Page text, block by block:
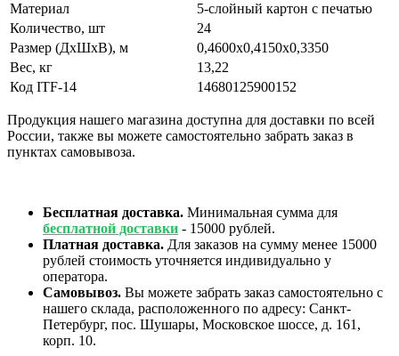
Материал
5-слойный картон с печатью
Количество, шт
24
Размер (ДхШхВ), м
0,4600x0,4150x0,3350
Вес, кг
13,22
Код ITF-14
14680125900152
Продукция нашего магазина доступна для доставки по всей
России, также вы можете самостоятельно забрать заказ в
пунктах самовывоза.
Бесплатная доставка. Минимальная сумма для
бесплатной доставки - 15000 рублей.
Платная доставка. Для заказов на сумму менее 15000
рублей стоимость уточняется индивидуально у
оператора.
Самовывоз. Вы можете забрать заказ самостоятельно с
нашего склада, расположенного по адресу: Санкт-
Петербург, пос. Шушары, Московское шоссе, д. 161,
корп. 10.